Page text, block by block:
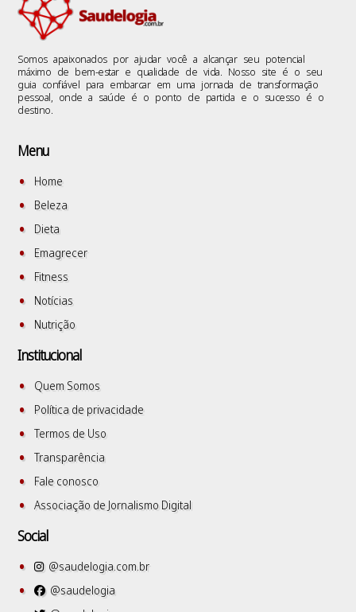
Somos apaixonados por ajudar você a alcançar seu potencial
máximo de bem-estar e qualidade de vida. Nosso site é o seu
guia confiável para embarcar em uma jornada de transformação
pessoal, onde a saúde é o ponto de partida e o sucesso é o
destino.
Menu
Home
Beleza
Dieta
Emagrecer
Fitness
Notícias
Nutrição
Institucional
Quem Somos
Política de privacidade
Termos de Uso
Transparência
Fale conosco
Associação de Jornalismo Digital
Social
@saudelogia.com.br
@saudelogia